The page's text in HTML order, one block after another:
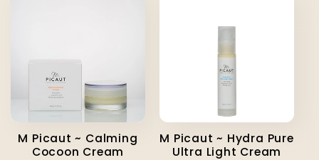
M Picaut ~ Calming
Cocoon Cream
M Picaut ~ Hydra Pure
Ultra Light Cream